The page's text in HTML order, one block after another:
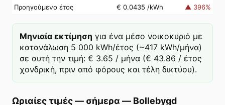
Προηγούμενο έτος
€ 0.0435 /kWh ▲ 396%
Μηνιαία εκτίμηση για ένα μέσο νοικοκυριό με
κατανάλωση 5 000 kWh/έτος (~417 kWh/μήνα)
σε αυτή την τιμή: € 3.65 / μήνα (€ 43.86 / έτος
χονδρική, πριν από φόρους και τέλη δικτύου).
Ωριαίες τιμές — σήμερα — Bollebygd